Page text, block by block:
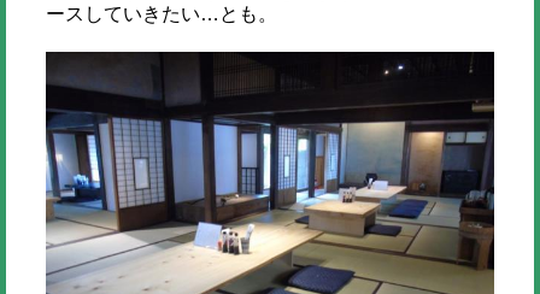
ースしていきたい…とも。